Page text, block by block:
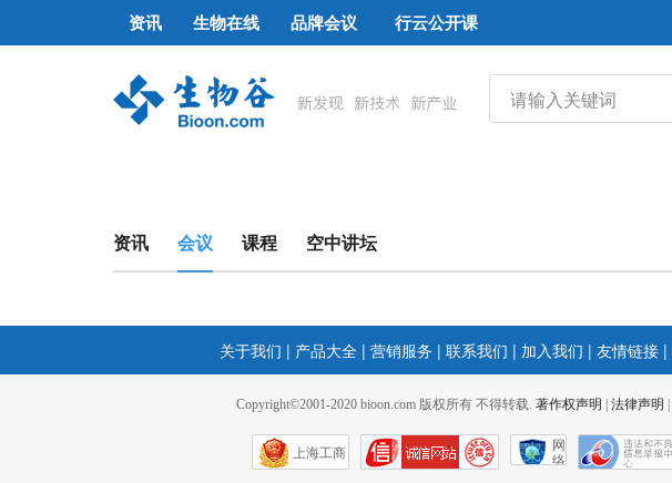
资讯 生物在线 品牌会议 行云公开课
资讯 会议 课程 空中讲坛
关于我们 | 产品大全 | 营销服务 | 联系我们 | 加入我们 | 友情链接 |
Copyright©2001-2020 bioon.com 版权所有 不得转载. 著作权声明 法律声明
上海工商
网
络